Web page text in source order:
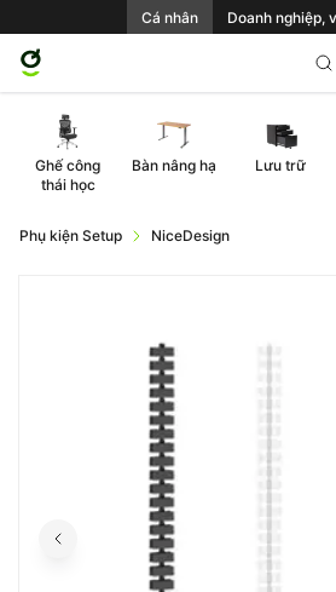
Cá nhân Doanh nghiệp,
Ghế công
thái học
Bàn nâng hạ Lưu trữ
Phụ kiện Setup NiceDesign